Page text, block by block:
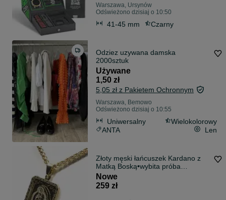
Warszawa, Ursynów
Odświeżono dzisiaj o 10:50
41-45 mm Czarny
Odziez uzywana damska
2000sztuk
Używane
1,50 zł
5,05 zł z Pakietem Ochronnym
Warszawa, Bemowo
Odświeżono dzisiaj o 10:55
Uniwersalny
Wielokolorowy
ANTA
Len
Złoty męski łańcuszek Kardano z
Matką Boską•wybita próba
pozłacany 585
Nowe
259 zł